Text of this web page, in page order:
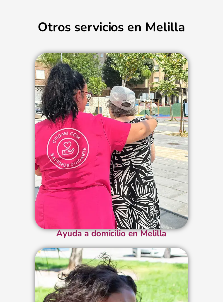
Otros servicios en Melilla
Ayuda a domicilio en Melilla